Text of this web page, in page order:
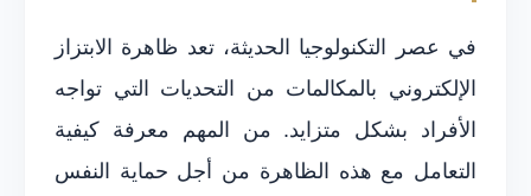
في عصر التكنولوجيا الحديثة، تعد ظاهرة الابتزاز
الإلكتروني بالمكالمات من التحديات التي تواجه
الأفراد بشكل متزايد. من المهم معرفة كيفية
التعامل مع هذه الظاهرة من أجل حماية النفس